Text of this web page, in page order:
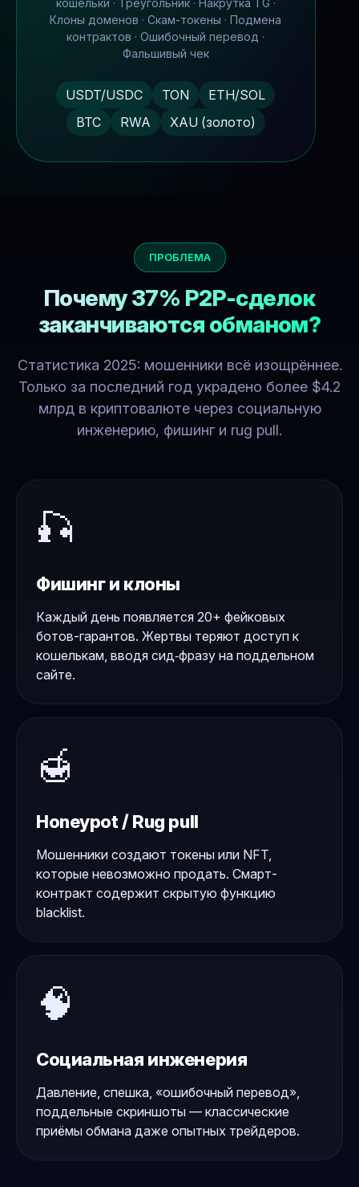
кошельки · Треугольник · Накрутка TG ·
Клоны доменов · Скам-токены · Подмена
контрактов · Ошибочный перевод ·
Фальшивый чек
USDT/USDC TON
ETH/SOL
BTC
RWA XAU (золото)
ПРОБЛЕМА
Почему 37% P2P-сделок
заканчиваются обманом?
Статистика 2025: мошенники всё изощрённее.
Только за последний год украдено более $4.2
млрд в криптовалюте через социальную
инженерию, фишинг и rug pull.
🎣
Фишинг и клоны
Каждый день появляется 20+ фейковых
ботов-гарантов. Жертвы теряют доступ к
кошелькам, вводя сид‑фразу на поддельном
сайте.
🍯
Honeypot / Rug pull
Мошенники создают токены или NFT,
которые невозможно продать. Смарт-
контракт содержит скрытую функцию
blacklist.
🧠
Социальная инженерия
Давление, спешка, «ошибочный перевод»,
поддельные скриншоты — классические
приёмы обмана даже опытных трейдеров.